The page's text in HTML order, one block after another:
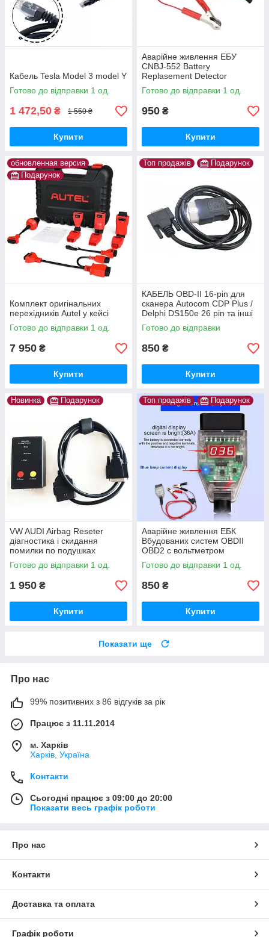
Кабель Tesla Model 3 model Y
Готово до відправки 1 од.
1 472,50 ₴ 1 550 ₴
Купити
Аварійне живлення ЕБУ
CNBJ-552 Battery
Replasement Detector
(вольтметр, амперметр)
Готово до відправки 1 од.
950 ₴
Купити
обновленная версия
Подарунок
Комплект оригінальних
перехідників Autel у кейсі
Готово до відправки 1 од.
7 950 ₴
Купити
Топ продажів Подарунок
КАБЕЛЬ OBD-II 16-pin для
сканера Autocom CDP Plus /
Delphi DS150e 26 pin та інші
Готово до відправки
850 ₴
Купити
Новинка Подарунок
VW AUDI Airbag Reseter
діагностика і скидання
помилки по подушках
безпеки
Готово до відправки 1 од.
1 950 ₴
Купити
Топ продажів Подарунок
Аварійне живлення ЕБК
Вбудованих систем OBDII
OBD2 c вольтметром
Готово до відправки 1 од.
850 ₴
Купити
Показати ще
Про нас
99% позитивних з 86 відгуків за рік
Працює з 11.11.2014
м. Харків
Харків, Україна
Контакти
Сьогодні працює з 09:00 до 20:00
Показати весь графік роботи
Про нас
Контакти
Доставка та оплата
Графік роботи